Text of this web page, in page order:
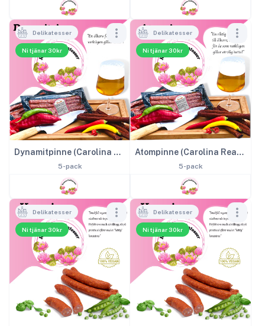
Ni tjänar 30kr
Delikatesser
Dynamitpinne (Carolina Reaper-chili) - 5 pack
5-pack
Ni tjänar 30kr
Delikatesser
Atompinne (Carolina Reaper-chili) - 5 pack
5-pack
Ni tjänar 30kr
Delikatesser
Ni tjänar 30kr
Delikatesser